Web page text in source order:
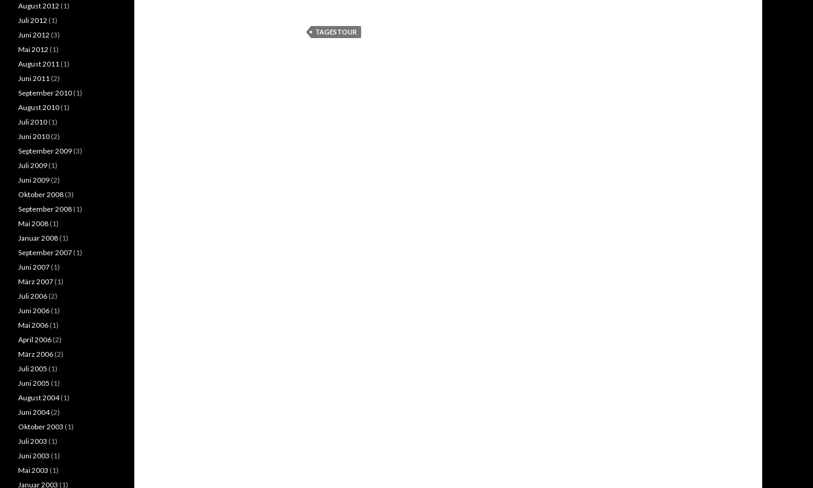
TAGESTOUR
August 2012 (1)
Juli 2012 (1)
Juni 2012 (3)
Mai 2012 (1)
August 2011 (1)
Juni 2011 (2)
September 2010 (1)
August 2010 (1)
Juli 2010 (1)
Juni 2010 (2)
September 2009 (3)
Juli 2009 (1)
Juni 2009 (2)
Oktober 2008 (3)
September 2008 (1)
Mai 2008 (1)
Januar 2008 (1)
September 2007 (1)
Juni 2007 (1)
März 2007 (1)
Juli 2006 (2)
Juni 2006 (1)
Mai 2006 (1)
April 2006 (2)
März 2006 (2)
Juli 2005 (1)
Juni 2005 (1)
August 2004(1)
Juni 2004(2)
Oktober 2003 (1)
Juli 2003 (1)
Juni 2003 (1)
Mai 2003 (1)
Januar 2003 (1)